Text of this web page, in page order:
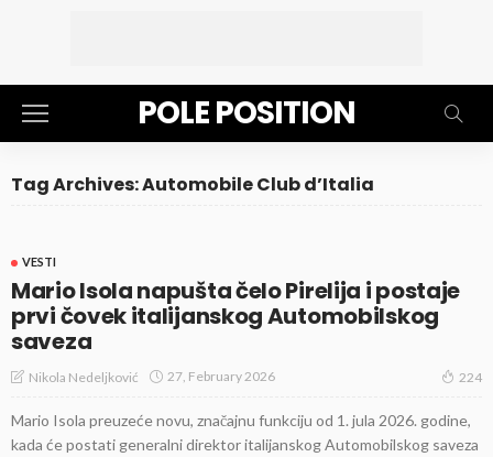
POLE POSITION
Tag Archives: Automobile Club d’Italia
VESTI
Mario Isola napušta čelo Pirelija i postaje
prvi čovek italijanskog Automobilskog
saveza
Nikola Nedeljković 27, February 2026 224
Mario Isola preuzeće novu, značajnu funkciju od 1. jula 2026. godine,
kada će postati generalni direktor italijanskog Automobilskog saveza